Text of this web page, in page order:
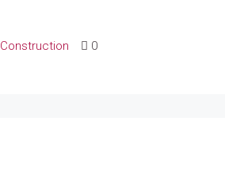
Construction 0